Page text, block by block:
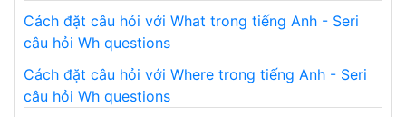
Cách đặt câu hỏi với What trong tiếng Anh - Seri
câu hỏi Wh questions
Cách đặt câu hỏi với Where trong tiếng Anh - Seri
câu hỏi Wh questions